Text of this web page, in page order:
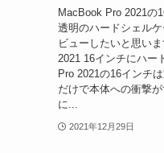
MacBook Pro 2021の
透明のハードシェル
ビューしたいと思い
2021 16インチにハー
Pro 2021の16インチ
だけで本体への衝撃
に...
2021年12月29日